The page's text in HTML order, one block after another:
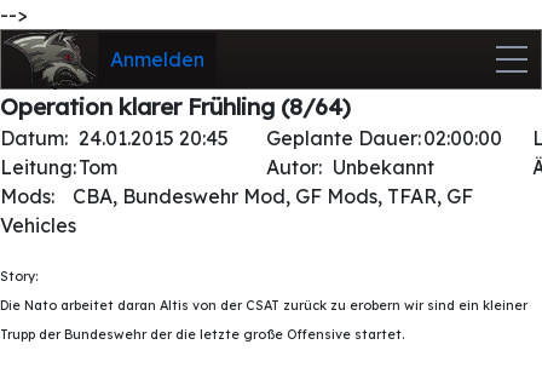
-->
Anmelden
Operation klarer Frühling (8/64)
Datum: 24.01.2015 20:45 Geplante Dauer:02:00:00
Leitung:Tom Autor: Unbekannt
Mods:
CBA, Bundeswehr Mod, GF Mods, TFAR, GF
Vehicles
Story:
Die Nato arbeitet daran Altis von der CSAT zurück zu erobern wir sind ein kleiner
Trupp der Bundeswehr der die letzte große Offensive startet.